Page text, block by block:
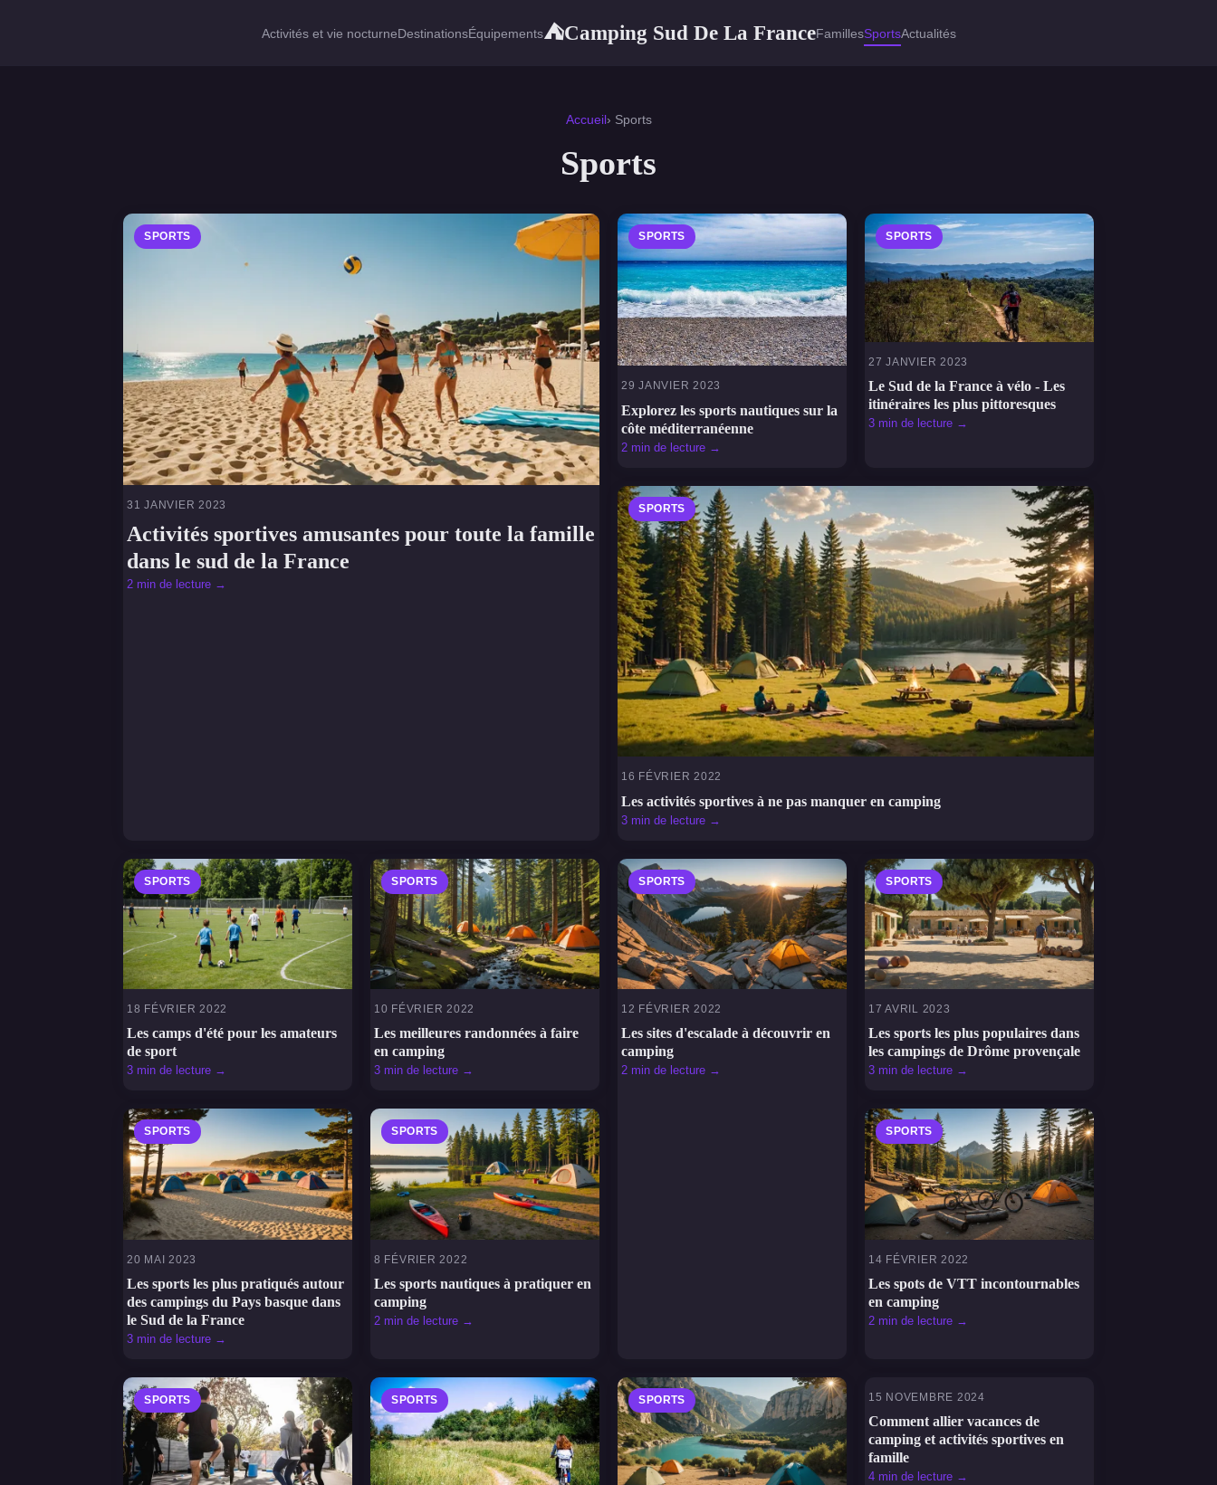
Activités et vie nocturneDestinationsÉquipements⛺Camping Sud De La FranceFamillesSportsActualités
Accueil › Sports
Sports
SPORTS
31 JANVIER 2023
Activités sportives amusantes pour toute la famille
dans le sud de la France
2 min de lecture →
SPORTS
29 JANVIER 2023
Explorez les sports nautiques sur la
côte méditerranéenne
2 min de lecture →
SPORTS
27 JANVIER 2023
Le Sud de la France à vélo - Les
itinéraires les plus pittoresques
3 min de lecture →
SPORTS
16 FÉVRIER 2022
Les activités sportives à ne pas manquer en camping
3 min de lecture →
SPORTS
18 FÉVRIER 2022
Les camps d'été pour les amateurs
de sport
3 min de lecture →
SPORTS
10 FÉVRIER 2022
Les meilleures randonnées à faire
en camping
3 min de lecture →
SPORTS
12 FÉVRIER 2022
Les sites d'escalade à découvrir en
camping
2 min de lecture →
SPORTS
17 AVRIL 2023
Les sports les plus populaires dans
les campings de Drôme provençale
3 min de lecture →
SPORTS
20 MAI 2023
Les sports les plus pratiqués autour
des campings du Pays basque dans
le Sud de la France
3 min de lecture →
SPORTS
8 FÉVRIER 2022
Les sports nautiques à pratiquer en
camping
2 min de lecture →
SPORTS
14 FÉVRIER 2022
Les spots de VTT incontournables
en camping
2 min de lecture →
SPORTS SPORTS SPORTS SPORTS
15 NOVEMBRE 2024
Comment allier vacances de
camping et activités sportives en
famille
4 min de lecture →